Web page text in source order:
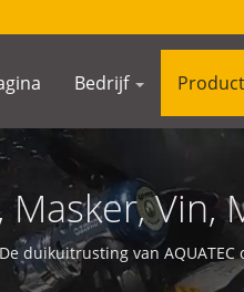
Bedrijf
Vin,
Van Scuba
duikuitrusting van